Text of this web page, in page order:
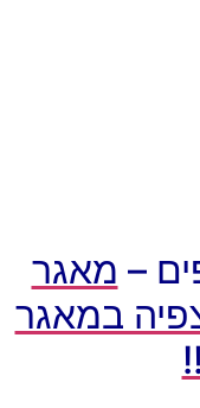
– מאגר
במאגר